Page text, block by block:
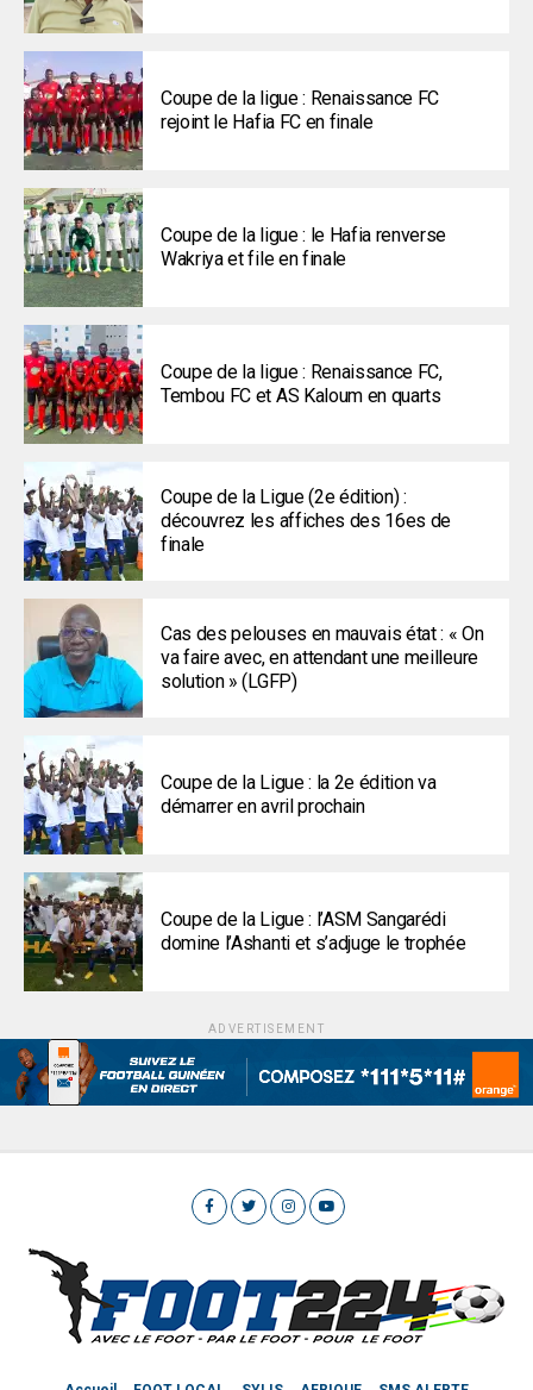
Coupe de la ligue : Renaissance FC
rejoint le Hafia FC en finale
Coupe de la ligue : le Hafia renverse
Wakriya et file en finale
Coupe de la ligue : Renaissance FC,
Tembou FC et AS Kaloum en quarts
Coupe de la Ligue (2e édition) :
découvrez les affiches des 16es de
finale
Cas des pelouses en mauvais état : « On
va faire avec, en attendant une meilleure
solution » (LGFP)
Coupe de la Ligue : la 2e édition va
démarrer en avril prochain
Coupe de la Ligue : l’ASM Sangarédi
domine l’Ashanti et s’adjuge le trophée
ADVERTISEMENT